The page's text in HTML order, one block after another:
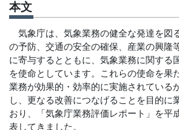
本文
気象庁は、気象業務の健全な発達を図
の予防、交通の安全の確保、産業の興隆
に寄与するとともに、気象業務に関する
を使命としています。これらの使命を果
業務が効果的・効率的に実施されている
し、更なる改善につなげることを目的に
おり、「気象庁業務評価レポート」を平
表してきました。